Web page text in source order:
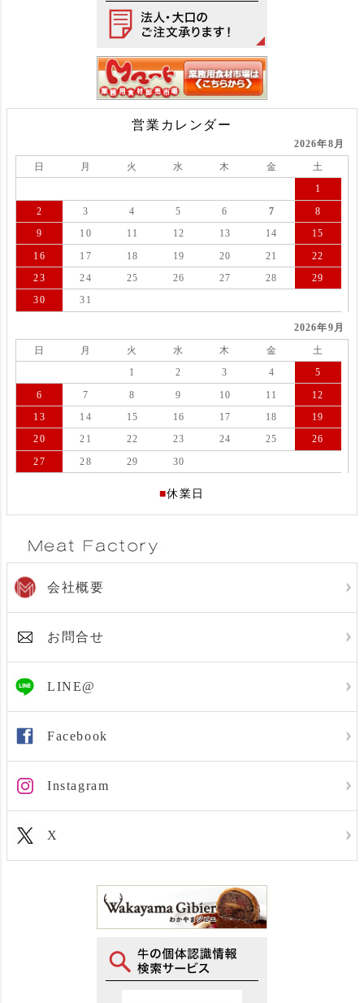
営業カレンダー
2026年8月
日 月 火 水 木 金
土
1
2
3 4 5 6 7
8
9
10 11 12 13 14
15
16
17 18 19 20 21
22
23
24 25 26 27 28
29
30
31
2026年9月
日 月 火 水 木 金
土
1
2 3 4
5
6
7 8 9 10 11
12
13
14 15 16 17 18
19
20
21 22 23 24 25
26
27
28 29 30
■休業日
会社概要
お問合せ
LINE@
Facebook
Instagram
X